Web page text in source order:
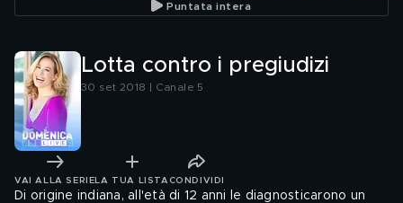
Puntata intera
Lotta contro i pregiudizi
30 set 2018 | Canale 5
VAI ALLA SERIE LA TUA LISTA CONDIVIDI
Di origine indiana, all'età di 12 anni le diagnosticarono un